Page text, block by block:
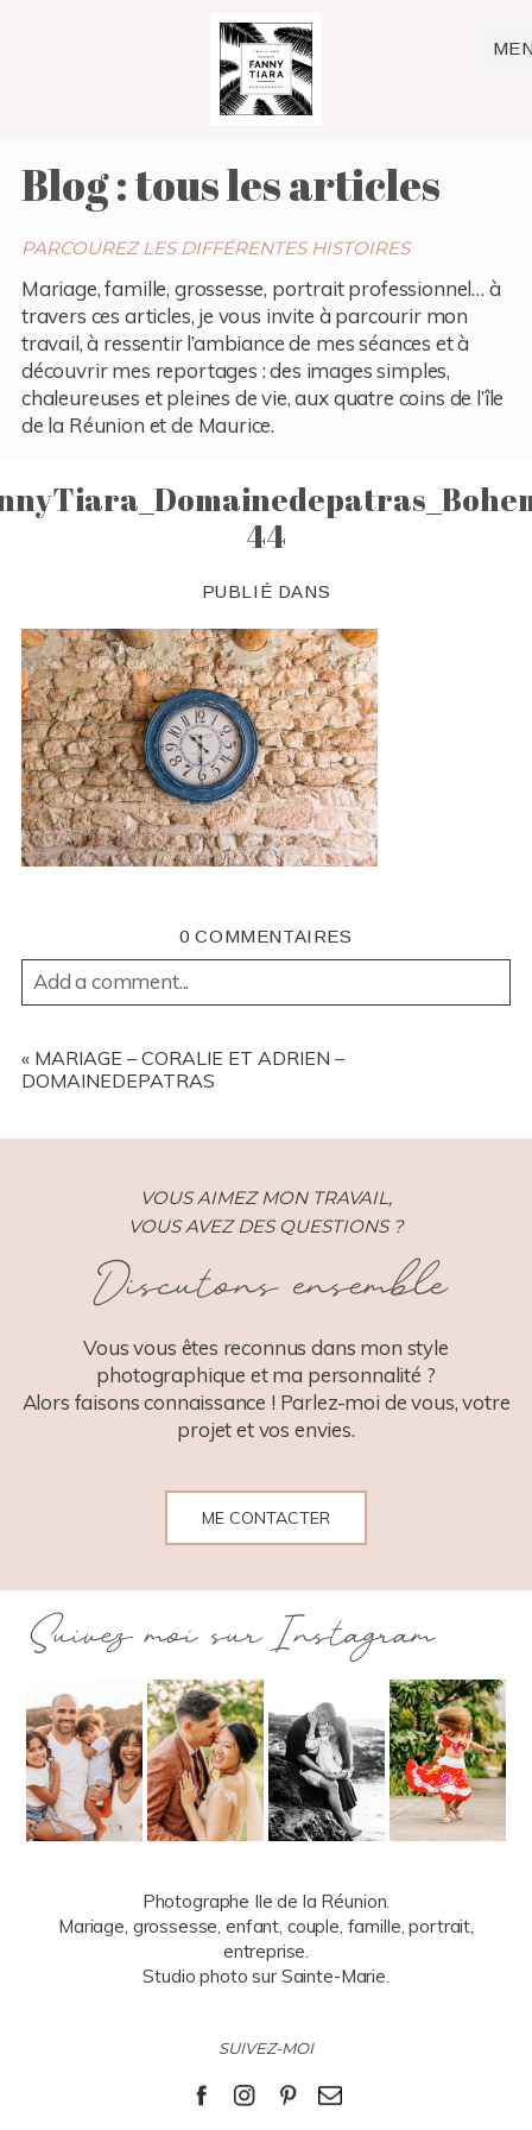
Blog : tous les articles
PARCOUREZ LES DIFFÉRENTES HISTOIRES
Mariage, famille, grossesse, portrait professionnel… à
travers ces articles, je vous invite à parcourir mon
travail, à ressentir l’ambiance de mes séances et à
découvrir mes reportages : des images simples,
chaleureuses et pleines de vie, aux quatre coins de l’île
de la Réunion et de Maurice.
44
PUBLIÉ DANS
0 COMMENTAIRES
Add a comment...
REQUIRED FIELDS ARE MARKED *
POST COMMENT
« MARIAGE – CORALIE ET ADRIEN –
DOMAINEDEPATRAS
VOUS AIMEZ MON TRAVAIL,
VOUS AVEZ DES QUESTIONS ?
Discutons ensemble
Vous vous êtes reconnus dans mon style
photographique et ma personnalité ?
Alors faisons connaissance ! Parlez-moi de vous, votre
projet et vos envies.
ME CONTACTER
Suivez moi sur Instagram
Photographe Ile de la Réunion.
Mariage, grossesse, enfant, couple, famille, portrait,
entreprise.
Studio photo sur Sainte-Marie.
SUIVEZ-MOI